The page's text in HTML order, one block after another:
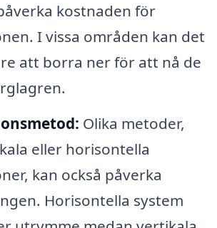
kostnaden för
I vissa områden kan det
att borra ner för att nå de
Olika metoder,
eller horisontella
kan också påverka
Horisontella system